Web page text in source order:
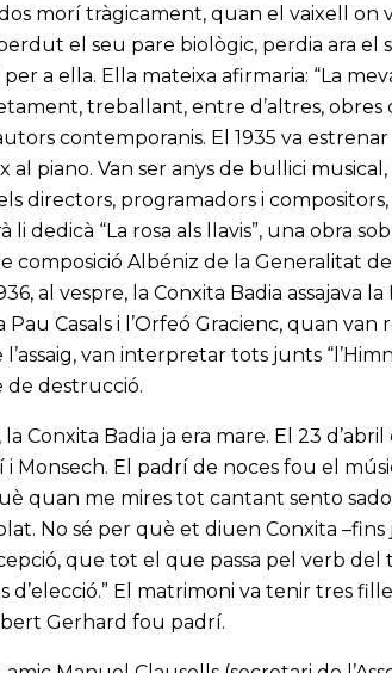
morí tràgicament, quan el vaixell on
el seu pare biològic, perdia ara el
a ella. Ella mateixa afirmaria: “La
treballant, entre d’altres,
contemporanis. El 1935 va
al piano. Van ser anys de bullici
directors, programadors i
li dedicà “La rosa als llavis”, una obra
composició Albéniz de la Generalitat
al vespre, la Conxita Badia assajava
Pau Casals i l’Orfeó Gracienc, quan
van interpretar tots junts
de destrucció.
Conxita Badia ja era mare. El 23 d’abril
Monsech. El padrí de noces fou el
quan me mires tot cantant sento
No sé per què et diuen Conxita –fins
que tot el que passa pel verb
d’elecció.” El matrimoni va tenir tres
Gerhard fou padrí.